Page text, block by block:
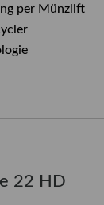
per Münzlift
22 HD